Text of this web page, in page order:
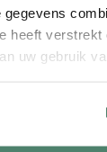
heeft verstrekt
uw gebruik